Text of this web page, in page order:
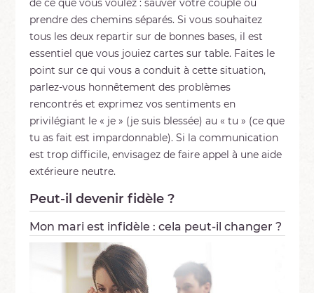
de ce que vous voulez : sauver votre couple ou
prendre des chemins séparés. Si vous souhaitez
tous les deux repartir sur de bonnes bases, il est
essentiel que vous jouiez cartes sur table. Faites le
point sur ce qui vous a conduit à cette situation,
parlez-vous honnêtement des problèmes
rencontrés et exprimez vos sentiments en
privilégiant le « je » (je suis blessée) au « tu » (ce que
tu as fait est impardonnable). Si la communication
est trop difficile, envisagez de faire appel à une aide
extérieure neutre.
Peut-il devenir fidèle ?
Mon mari est infidèle : cela peut-il changer ?